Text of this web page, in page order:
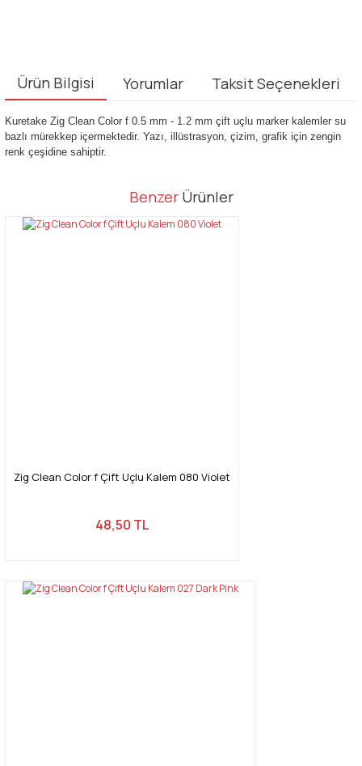
Ürün Bilgisi Yorumlar Taksit Seçenekleri
Kuretake Zig Clean Color f 0.5 mm - 1.2 mm çift uçlu marker kalemler su
bazlı mürekkep içermektedir. Yazı, illüstrasyon, çizim, grafik için zengin
renk çeşidine sahiptir.
Bu ürüne ilk yorumu siz yapın!
Bu ürünün fiyat bilgisi, resim, ürün açıklamalarında ve diğer
tarafımıza iletebilirsiniz.
Gönder
Benzer Ürünler
Zig Clean Color f Çift Uçlu Kalem 080 Violet
48,50 TL